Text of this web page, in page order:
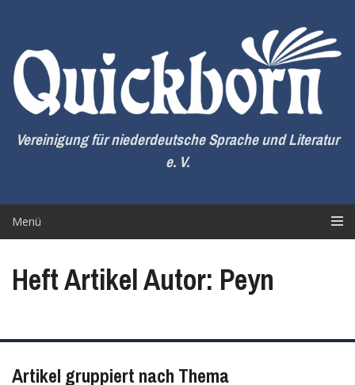
springen
Vereinigung für niederdeutsche Sprache und Literatur
e. V.
Menü
Heft Artikel Autor: Peyn
Artikel gruppiert nach Thema